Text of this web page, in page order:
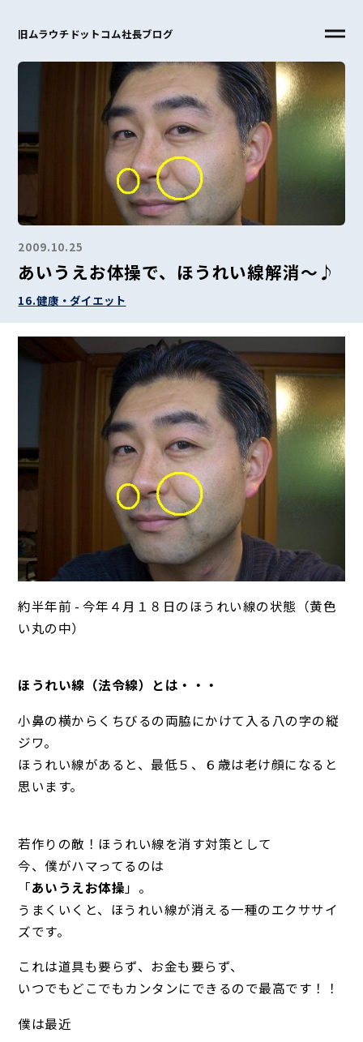
旧ムラウチドットコム社長ブログ
2009.10.25
あいうえお体操で、ほうれい線解消～♪
16.健康・ダイエット
約半年前 - 今年４月１８日のほうれい線の状態（黄色
い丸の中）
ほうれい線（法令線）とは・・・
小鼻の横からくちびるの両脇にかけて入る八の字の縦
ジワ。
ほうれい線があると、最低５、６歳は老け顔になると
思います。
若作りの敵！ほうれい線を消す対策として
今、僕がハマってるのは
「あいうえお体操 」。
うまくいくと、ほうれい線が消える一種のエクササイ
ズです。
これは道具も要らず、お金も要らず、
いつでもどこでもカンタンにできるので最高です！！
僕は最近